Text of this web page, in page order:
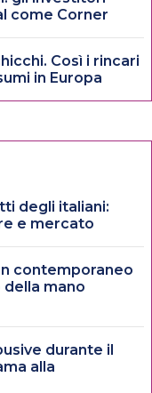
come Corner
Così i rincari
in Europa
degli italiani:
e mercato
contemporaneo
mano
durante il
alla